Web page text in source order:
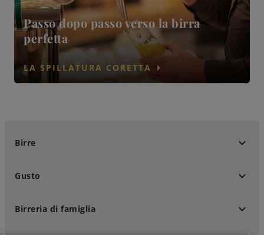
Passo dopo passo verso la birra
perfetta
LA SPILLATURA CORETTA arrow_right
Birre keyboard_arrow_down
Gusto keyboard_arrow_down
Birreria di famiglia keyboard_arrow_down